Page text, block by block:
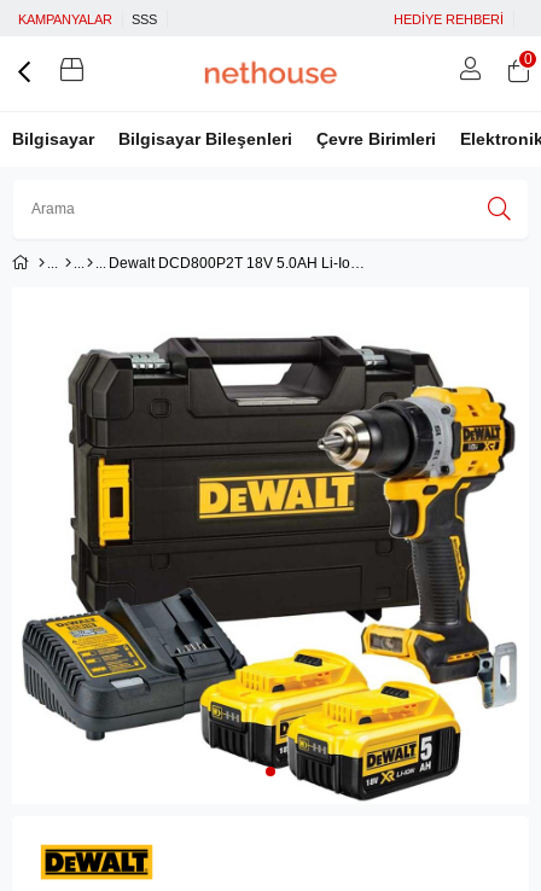
KAMPANYALAR SSS HEDİYE REHBERİ
Bilgisayar Bilgisayar Bileşenleri Çevre Birimleri
0
Dewalt DCD800P2T 18V 5.0AH Li-Ion Kömürsüz Çift Akülü Darbesiz Matkap